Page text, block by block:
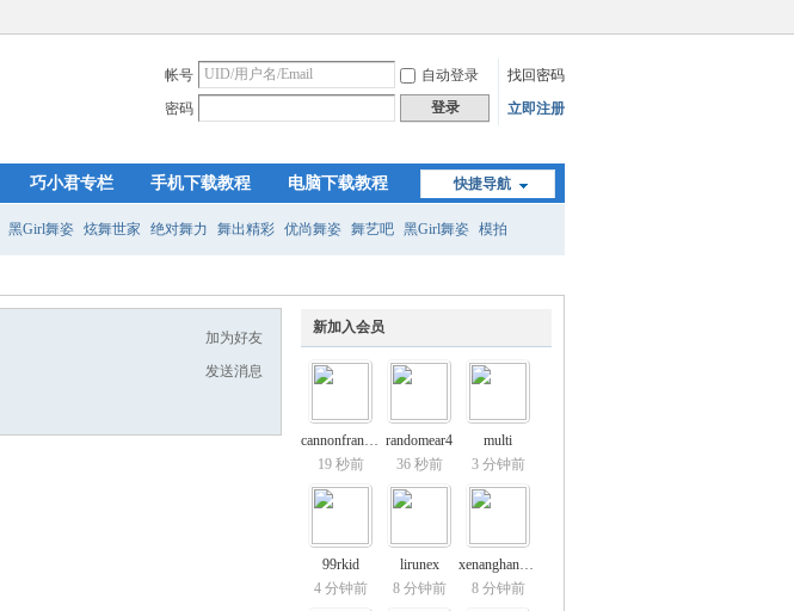
帐号 自动登录
找回密码
密码
登录 立即注册
快捷导航
巧小君专栏 手机下载教程 电脑下载教程
黑Girl舞姿 炫舞世家 绝对舞力 舞出精彩 优尚舞姿 舞艺吧 黑Girl舞姿 模拍
新加入会员
cannonfrance8
19 秒前
randomear4
36 秒前
multi
3 分钟前
99rkid
4 分钟前
lirunex
8 分钟前
xenanghangcu
8 分钟前
加为好友
发送消息